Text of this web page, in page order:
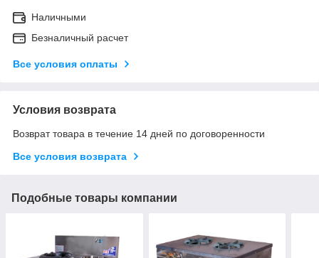
Наличными
Безналичный расчет
Все условия оплаты
Условия возврата
Возврат товара в течение 14 дней по договоренности
Все условия возврата
Подобные товары компании